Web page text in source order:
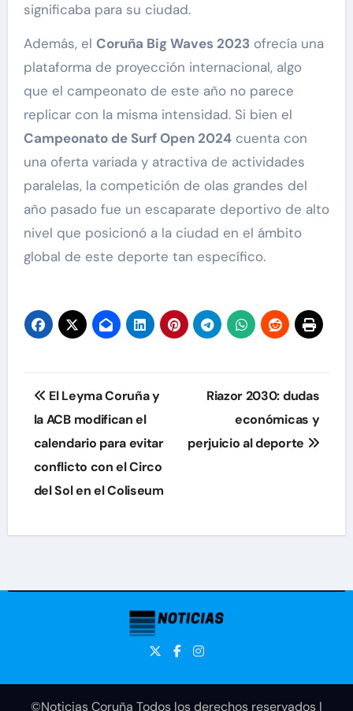
significaba para su ciudad.
Además, el Coruña Big Waves 2023ofrecía una
plataforma de proyección internacional, algo
que el campeonato de este año no parece
replicar con la misma intensidad. Si bien el
Campeonato de Surf Open 2024cuenta con
una oferta variada y atractiva de actividades
paralelas, la competición de olas grandes del
año pasado fue un escaparate deportivo de alto
nivel que posicionó a la ciudad en el ámbito
global de este deporte tan específico.
Navegación
de
entradas
El Leyma Coruña y
la ACB modifican el
calendario para evitar
conflicto con el Circo
del Sol en el Coliseum
Riazor 2030: dudas
económicas y
perjuicio al deporte
©Noticias Coruña Todos los derechos reservados |